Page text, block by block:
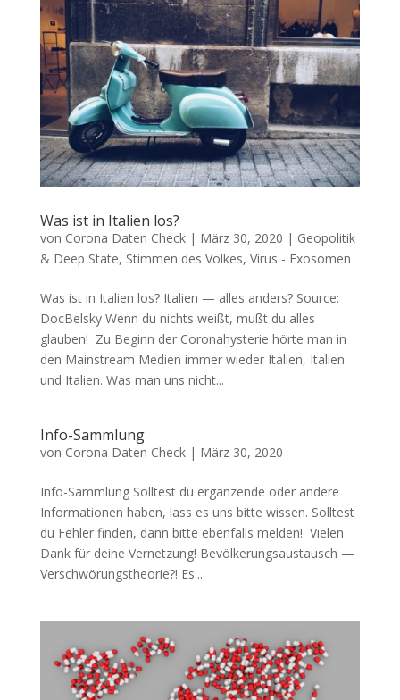
Was ist in Italien los?
von Corona Daten Check| März 30, 2020 | Geopolitik
& Deep State, Stimmen des Volkes, Virus - Exosomen
Was ist in Italien los? Ita­li­en — alles anders? Source:
Doc­Belsky Wenn du nichts weißt, mußt du alles
glauben! Zu Beginn der Coro­na­hys­te­rie hör­te man in
den Main­stream Medi­en immer wie­der Ita­li­en, Ita­li­en
und Ita­li­en. Was man uns nicht...
Info-Sammlung
von Corona Daten Check| März 30, 2020
Info-Samm­lung Soll­test du ergän­zen­de oder ande­re
Infor­ma­tio­nen haben, lass es uns bit­te wis­sen. Soll­test
du Feh­ler fin­den, dann bit­te eben­falls mel­den! Vie­len
Dank für dei­ne Vernetzung! Bevöl­ke­rungs­aus­tausch —
Verschwörungstheorie?! Es...